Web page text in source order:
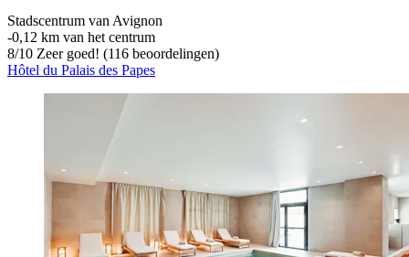
Stadscentrum van Avignon
‐0,12 km van het centrum
8/10 Zeer goed! (116 beoordelingen)
Hôtel du Palais des Papes